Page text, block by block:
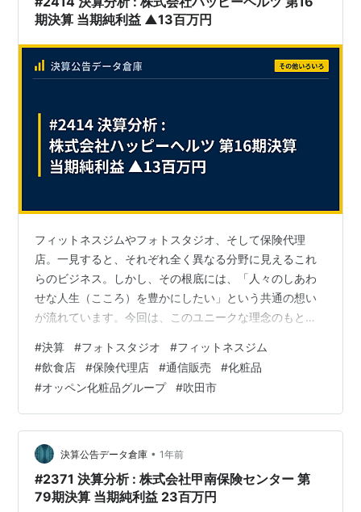
期決算 当期純利益 ▲13百万円
フィットネスジムやフォトスタジオ、そして保険代理
店。一見すると、それぞれ全く異なる分野に見えるこれ
らのビジネス。しかし、その根底には、「人々のしあわ
せな人生（こころ）を豊かにしたい」という共通の想い
が流れています。今回は、このユニークな理念のもと、
「株式会社ハッピーヘルツ」に焦点を当てます。社名に
「しあわせ（Happy）」と「こころ（herz）」を冠し、
「しあわせ仕掛け人」を自称する同社は、どのような経
営を行っているのか。第16期決算公告から、その財務状
況と事業の多様性に迫ります。 【決算ハイライト（第16
期）】資産合計: 227百万円 (約2…
#決算 #フォトスタジオ #フィットネスジム
#飲食店 #保険代理店 #通信販売 #化粧品
#オッペン化粧品グループ #吹田市
決算公告データ倉庫 • 1年前
#2371 決算分析 : 株式会社甲南保険センター 第
79期決算 当期純利益 23百万円